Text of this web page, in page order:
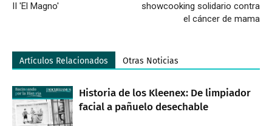
II 'El Magno'
showcooking solidario contra
el cáncer de mama
Artículos Relacionados Otras Noticias
Historia de los Kleenex: De limpiador
facial a pañuelo desechable